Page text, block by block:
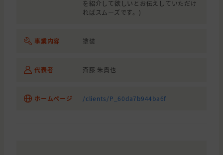
を紹介して欲しいとお伝えしていただけ
ればスムーズです。)
事業内容 塗装
代表者 斉藤 朱貴也
ホームページ /clients/P_60da7b944ba6f